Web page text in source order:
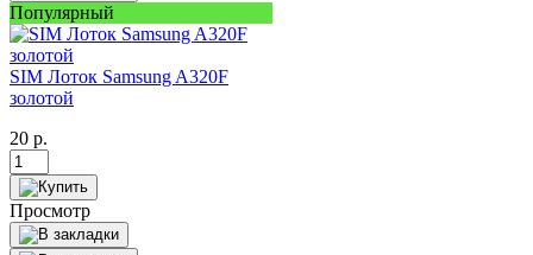
Популярный
SIM Лоток Samsung A320F
золотой
20 р.
Просмотр